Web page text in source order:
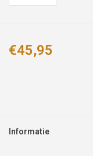
€45,95
Informatie